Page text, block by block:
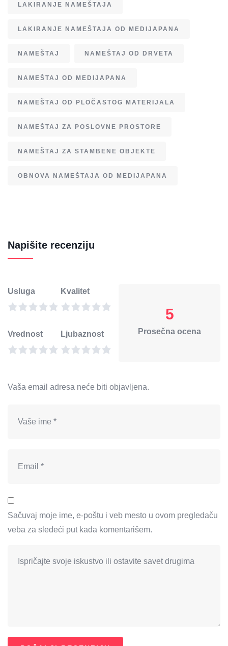
LAKIRANJE NAMEŠTAJA
LAKIRANJE NAMEŠTAJA OD MEDIJAPANA
NAMEŠTAJ NAMEŠTAJ OD DRVETA
NAMEŠTAJ OD MEDIJAPANA
NAMEŠTAJ OD PLOČASTOG MATERIJALA
NAMEŠTAJ ZA POSLOVNE PROSTORE
NAMEŠTAJ ZA STAMBENE OBJEKTE
OBNOVA NAMEŠTAJA OD MEDIJAPANA
Napišite recenziju
Usluga Kvalitet
Vrednost Ljubaznost
5
Prosečna ocena
Vaša email adresa neće biti objavljena.
Sačuvaj moje ime, e-poštu i veb mesto u ovom pregledaču
veba za sledeći put kada komentarišem.